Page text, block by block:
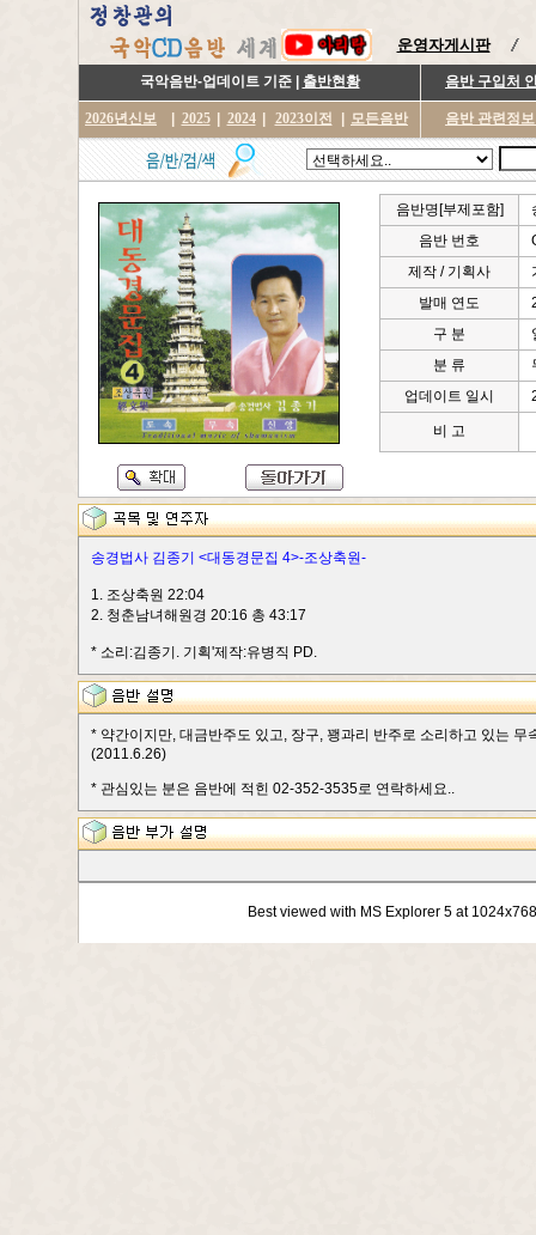
운영자게시판
국악음반-업데이트 기준 | 출반현황 음반 구입처
2026년신보 2025 2024 2023이전 모든음반 음반 관련정
음반명[부제포함]
음반 번호
제작 / 기획사
발매 연도
구 분
분 류
업데이트 일시
비 고
송경법사 김종기 <대동경문집 4>-조상축원-
1. 조상축원 22:04
2. 청춘남녀해원경 20:16 총 43:17
* 소리:김종기. 기획'제작:유병직 PD.
* 약간이지만, 대금반주도 있고, 장구, 꽹과리 반주로 소리하고 있는
(2011.6.26)
* 관심있는 분은 음반에 적힌 02-352-3535로 연락하세요..
Best viewed with MS Explorer 5 at